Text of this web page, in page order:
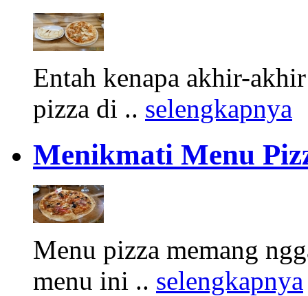
Entah kenapa akhir-
pizza di .. selengkapnya
Menikmati Menu
Menu pizza memang
menu ini .. selengkapnya